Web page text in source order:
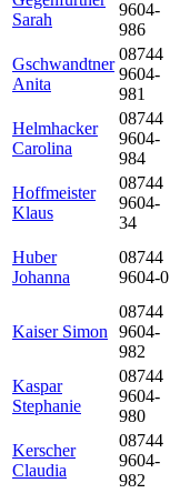
Sarah
9604-
986
Gschwandtner
Anita
08744
9604-
981
Helmhacker
Carolina
08744
9604-
984
Hoffmeister
Klaus
08744
9604-
34
Huber
Johanna
08744
9604-0
Kaiser Simon
08744
9604-
982
Kaspar
Stephanie
08744
9604-
980
Kerscher
Claudia
08744
9604-
982